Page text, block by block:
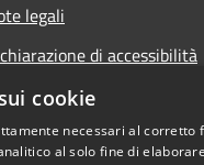
legali
di accessibilità
cookie
necessari al corretto
al solo fine di